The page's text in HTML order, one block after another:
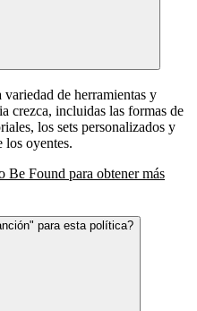
de herramientas y
crezca, incluidas las formas de
los sets personalizados y
los oyentes.
Be Found para obtener más
para esta política?